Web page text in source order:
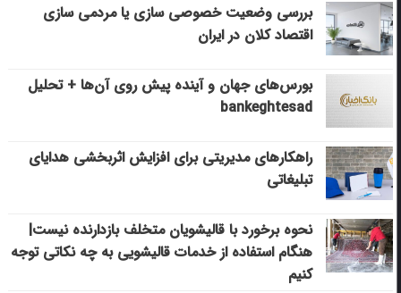
بررسی وضعیت خصوصی سازی یا مردمی سازی
اقتصاد کلان در ایران
بورس‌های جهان و آینده پیش روی آن‌ها + تحلیل
bankeghtesad
راهکارهای مدیریتی برای افزایش اثربخشی هدایای
تبلیغاتی
نحوه برخورد با قالیشویان متخلف بازدارنده نیست|
هنگام استفاده از خدمات قالیشویی به چه نکاتی توجه
کنیم